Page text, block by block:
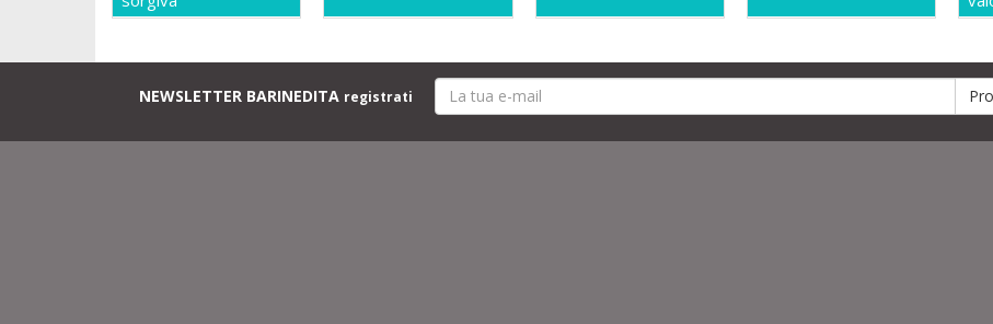
NEWSLETTER BARINEDITA registrati